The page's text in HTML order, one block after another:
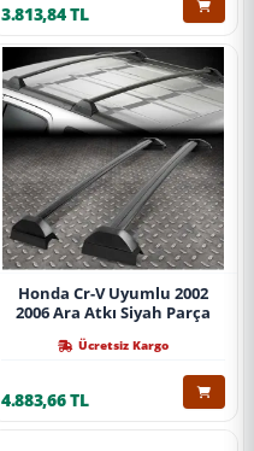
3.813,84 TL
Honda Cr-V Uyumlu 2002
2006 Ara Atkı Siyah Parça
Ücretsiz Kargo
4.883,66 TL